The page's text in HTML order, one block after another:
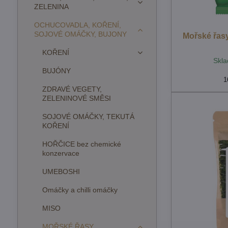
Mořské
ZELENINA
OCHUCOVADLA, KOŘENÍ,
SOJOVÉ OMÁČKY, BUJONY
KOŘENÍ
BUJÓNY
ZDRAVÉ VEGETY,
ZELENINOVÉ SMĚSI
SOJOVÉ OMÁČKY, TEKUTÁ
KOŘENÍ
HOŘČICE bez chemické
konzervace
UMEBOSHI
Omáčky a chilli omáčky
MISO